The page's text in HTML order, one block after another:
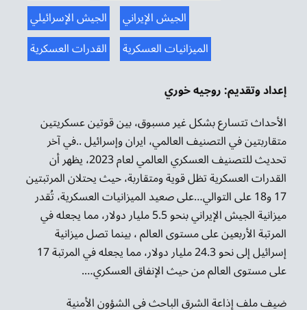
الجيش الإسرائيلي
الجيش الإيراني
القدرات العسكرية
الميزانيات العسكرية
إعداد وتقديم: روجيه خوري
الأحداث تتسارع بشكل غير مسبوق، بين قوتين عسكريتين
متقاربتين في التصنيف العالمي، ايران وإسرائيل ..في آخر
تحديث للتصنيف العسكري العالمي لعام 2023، يظهر أن
القدرات العسكرية تظل قوية ومتقاربة، حيث يحتلان المرتبتين
17 و18 على التوالي…على صعيد الميزانيات العسكرية، تُقدر
ميزانية الجيش الإيراني بنحو 5.5 مليار دولار، مما يجعله في
المرتبة الأربعين على مستوى العالم ، بينما تصل ميزانية
إسرائيل إلى نحو 24.3 مليار دولار، مما يجعله في المرتبة 17
على مستوى العالم من حيث الإنفاق العسكري….
ضيف ملف إذاعة الشرق الباحث في الشؤون الأمنية